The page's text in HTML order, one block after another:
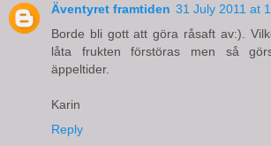
Äventyret framtiden 31 July 2011 at
Borde bli gott att göra råsaft av:).
låta frukten förstöras men så
äppeltider.
Karin
Reply